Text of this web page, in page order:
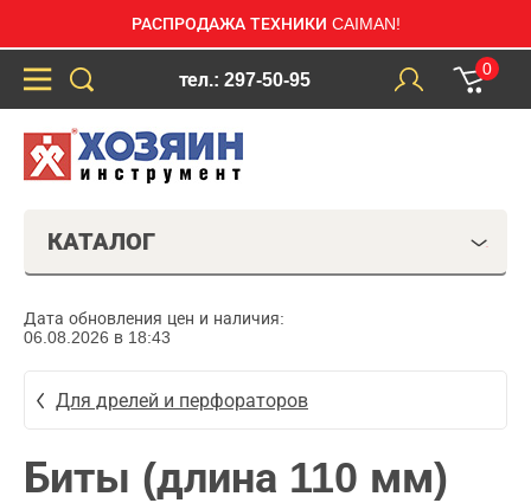
РАСПРОДАЖА ТЕХНИКИ CAIMAN!
тел.: 297-50-95
0
КАТАЛОГ
Дата обновления цен и наличия:
06.08.2026 в 18:43
Для дрелей и перфораторов
Биты (длина 110 мм)